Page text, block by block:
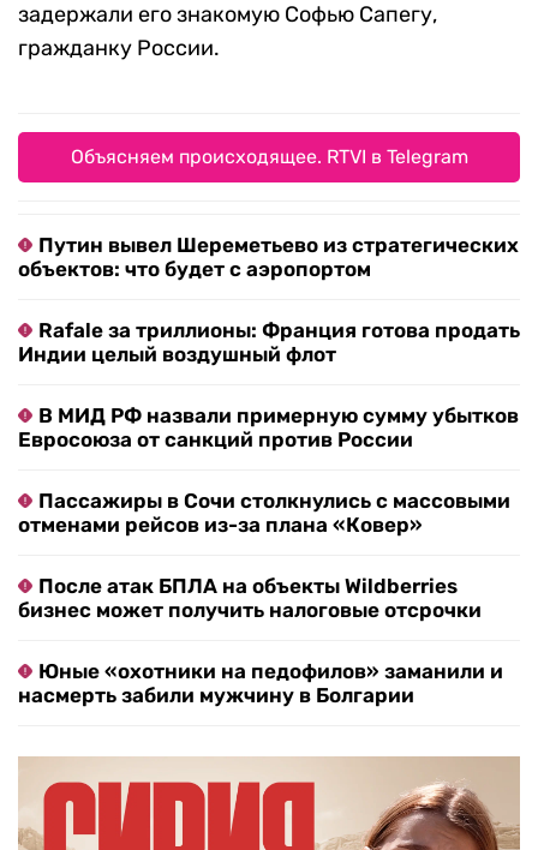
задержали его знакомую Софью Сапегу,
гражданку России.
Объясняем происходящее. RTVI в Telegram
Путин вывел Шереметьево из стратегических
объектов: что будет с аэропортом
Rafale за триллионы: Франция готова продать
Индии целый воздушный флот
В МИД РФ назвали примерную сумму убытков
Евросоюза от санкций против России
Пассажиры в Сочи столкнулись с массовыми
отменами рейсов из-за плана «Ковер»
После атак БПЛА на объекты Wildberries
бизнес может получить налоговые отсрочки
Юные «охотники на педофилов» заманили и
насмерть забили мужчину в Болгарии